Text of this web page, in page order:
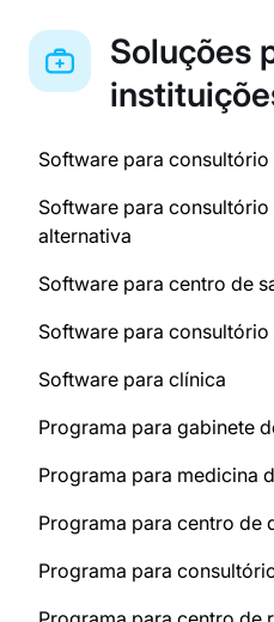
Soluções
Software para
Software para
alternativa
Software para centro de
Software para
Software para clínica
Programa para gabinete
Programa para medicina
Programa para centro de
Programa para